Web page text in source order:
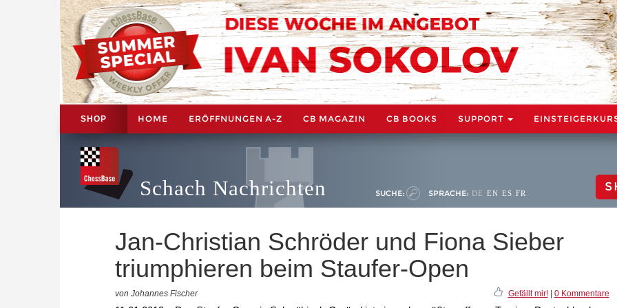
SHOP HOME ERÖFFNUNGEN A-Z CB MAGAZIN CB BOOKS SUPPORT
Schach Nachrichten SUCHE: SPRACHE: DE EN ES FR
Jan-Christian Schröder und Fiona Sieber
triumphieren beim Staufer-Open
von Johannes Fischer Gefällt mir!| 0 Kommentare